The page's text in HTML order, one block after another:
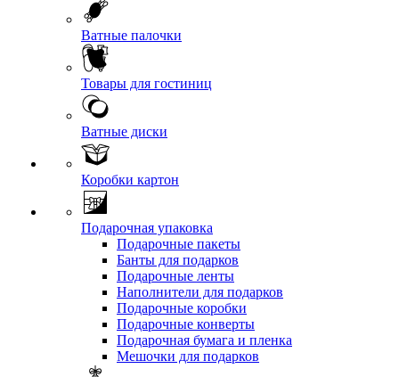
Ватные палочки
Товары для гостиниц
Ватные диски
Коробки картон
Подарочная упаковка
Подарочные пакеты
Банты для подарков
Подарочные ленты
Наполнители для подарков
Подарочные коробки
Подарочные конверты
Подарочная бумага и пленка
Мешочки для подарков